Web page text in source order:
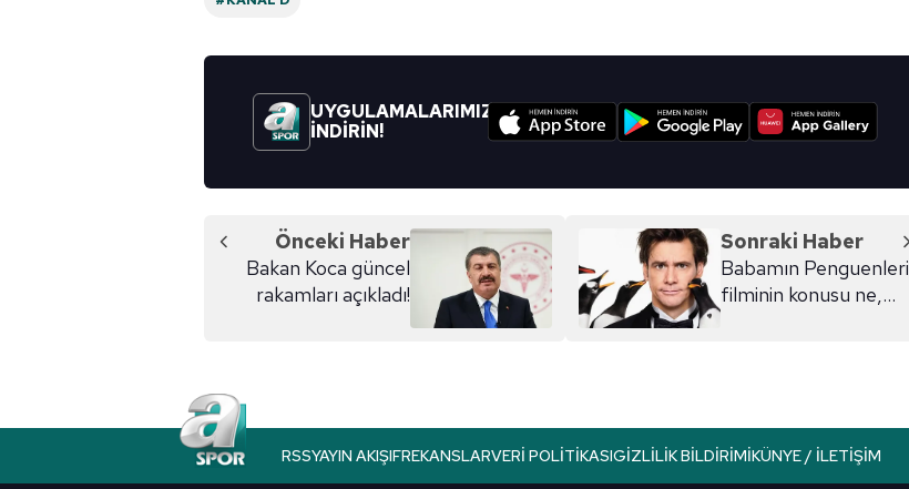
UYGULAMALARIMIZI
İNDİRİN!
Önceki Haber
Bakan Koca güncel
rakamları açıkladı!
Sonraki Haber
Babamın Penguenleri
filminin konusu ne,
RSSYAYIN AKIŞIFREKANSLARVERI POLITIKASIGIZLILIK BILDIRIMIKÜNYE / İLETIŞIM